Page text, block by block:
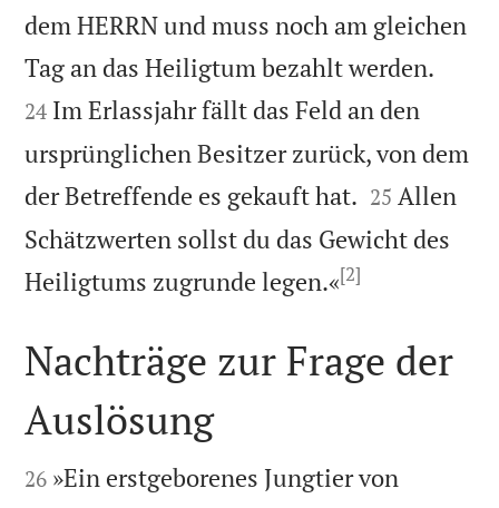
dem HERRN und muss noch am gleichen
Tag an das Heiligtum bezahlt werden.
24 Im Erlassjahr fällt das Feld an den
ursprünglichen Besitzer zurück, von dem
der Betreffende es gekauft hat. 

25 Allen
Schätzwerten sollst du das Gewicht des
Heiligtums zugrunde legen.«[2]

Nachträge zur Frage der
Auslösung

26 »Ein erstgeborenes Jungtier von